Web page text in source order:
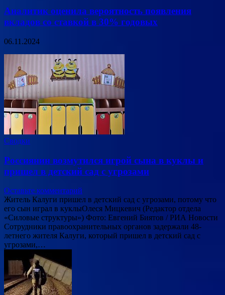
Аналитик оценила вероятность появления
вкладов со ставкой в 30% годовых
06.11.2024
Сводки
Россиянин возмутился игрой сына в куклы и
пришел в детский сад с угрозами
Оставьте комментарий
Житель Калуги пришел в детский сад с угрозами, потому что
его сын играл в куклыОлеся Мицкевич (Редактор отдела
«Силовые структуры») Фото: Евгений Биятов / РИА Новости
Сотрудники правоохранительных органов задержали 48-
летнего жителя Калуги, который пришел в детский сад с
угрозами,…